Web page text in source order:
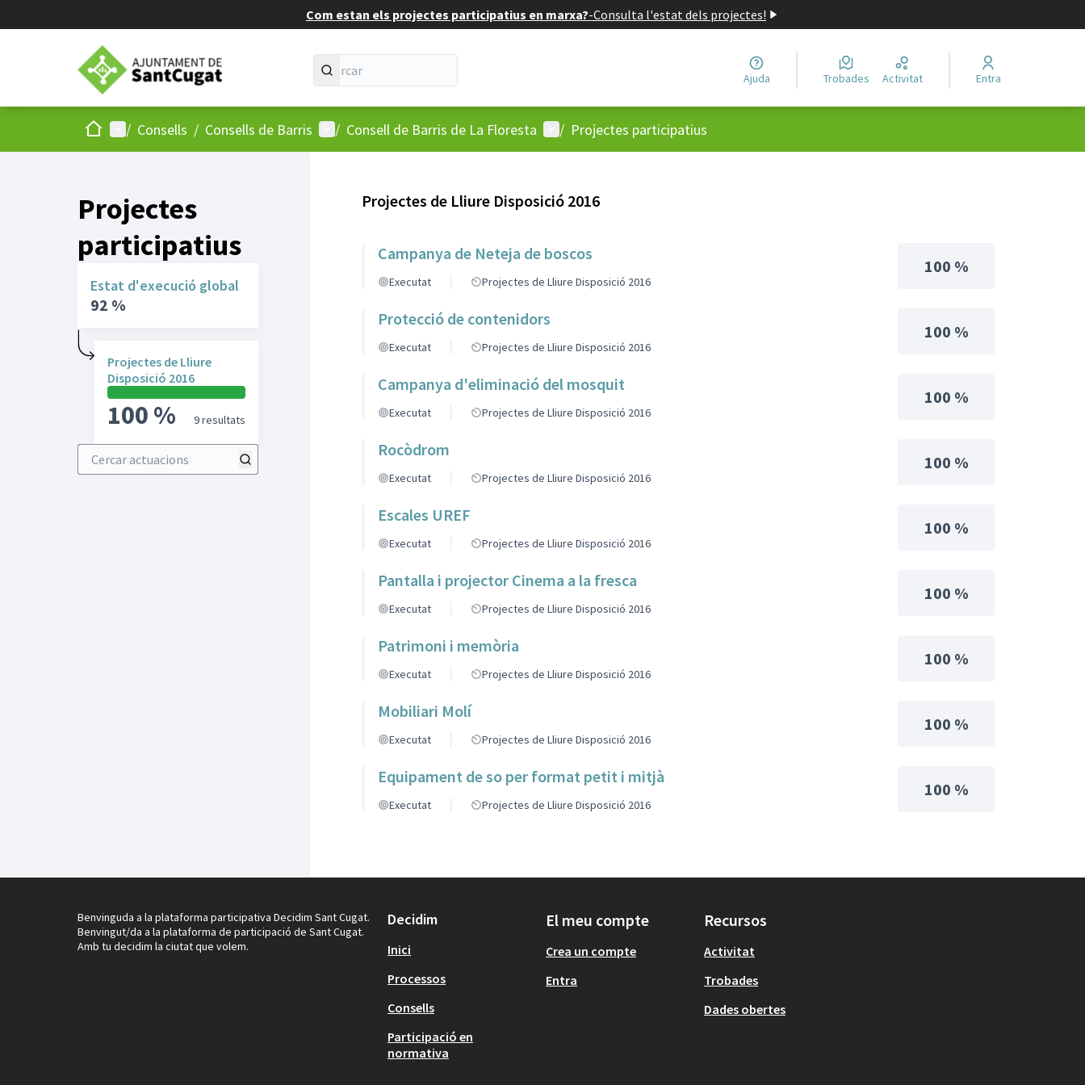
Com estan els projectes participatius en marxa?-Consulta l'estat dels projectes!
Ajuda Trobades Activitat Entra
Inici Menú principal
/ Consells / Consells de Barris Menú d'usuari
/ Consell de Barris de La Floresta Menú d'usuari
/ Projectes participatius
Projectes
participatius
Estat d'execució global
92 %
Projectes de Lliure
Disposició 2016
100 % 9 resultats
Cercar actuacions
Projectes de Lliure Disposició 2016
Campanya de Neteja de boscos
Executat Projectes de Lliure Disposició 2016
100 %
Protecció de contenidors
Executat Projectes de Lliure Disposició 2016
100 %
Campanya d'eliminació del mosquit
Executat Projectes de Lliure Disposició 2016
100 %
Rocòdrom
Executat Projectes de Lliure Disposició 2016
100 %
Escales UREF
Executat Projectes de Lliure Disposició 2016
100 %
Pantalla i projector Cinema a la fresca
Executat Projectes de Lliure Disposició 2016
100 %
Patrimoni i memòria
Executat Projectes de Lliure Disposició 2016
100 %
Mobiliari Molí
Executat Projectes de Lliure Disposició 2016
100 %
Equipament de so per format petit i mitjà
Executat Projectes de Lliure Disposició 2016
100 %
Benvinguda a la plataforma participativa Decidim Sant Cugat.
Benvingut/da a la plataforma de participació de Sant Cugat.
Amb tu decidim la ciutat que volem.
Decidim
Inici
Processos
Consells
Participació en
normativa
El meu compte
Crea un compte
Entra
Recursos
Activitat
Trobades
Dades obertes